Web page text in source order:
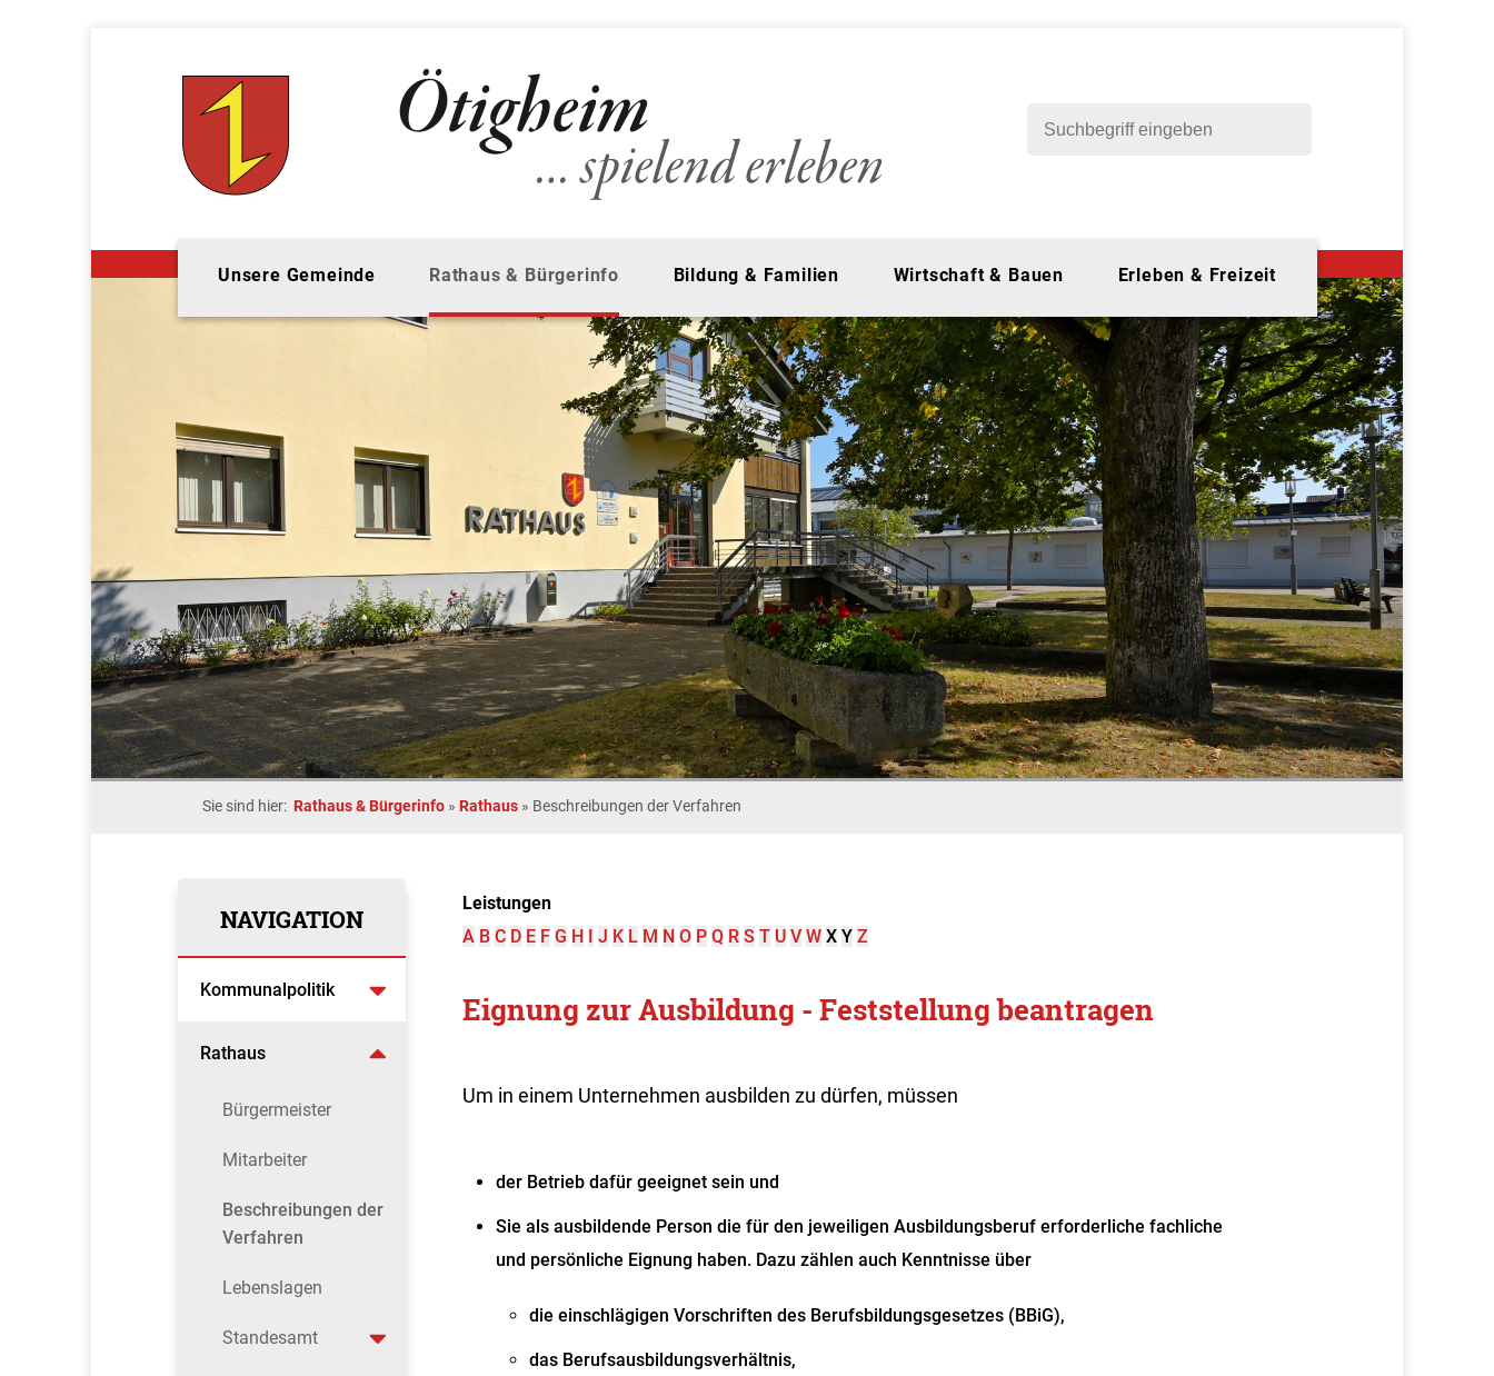
Unsere Gemeinde Rathaus & Bürgerinfo Bildung & Familien Wirtschaft & Bauen Erleben & Freizeit
Sie sind hier: Rathaus & Bürgerinfo » Rathaus » Beschreibungen der Verfahren
NAVIGATION
Kommunalpolitik
Rathaus
Bürgermeister
Mitarbeiter
Beschreibungen der
Verfahren
Lebenslagen
Standesamt
Leistungen
A B C D E F G H I J K L M N O P Q R S T U V W X Y Z
Eignung zur Ausbildung - Feststellung beantragen
Um in einem Unternehmen ausbilden zu dürfen, müssen
der Betrieb dafür geeignet sein und
Sie als ausbildende Person die für den jeweiligen Ausbildungsberuf erforderliche fachliche
und persönliche Eignung haben. Dazu zählen auch Kenntnisse über
die einschlägigen Vorschriften des Berufsbildungsgesetzes (BBiG),
das Berufsausbildungsverhältnis,